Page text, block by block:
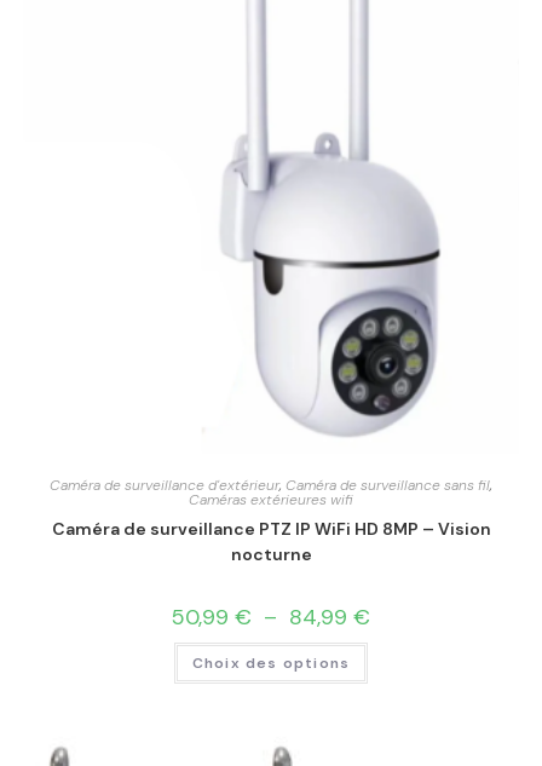
Caméra de surveillance d'extérieur, Caméra de surveillance sans fil,
Caméras extérieures wifi
Caméra de surveillance PTZ IP WiFi HD 8MP – Vision
nocturne
50,99 € – 84,99 €
Choix des options